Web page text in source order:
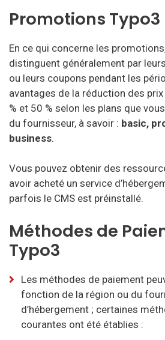
Promotions Typo3
En ce qui concerne les
distinguent généralement par
ou leurs coupons pendant les
avantages de la réduction des
% et 50 % selon les plans que
du fournisseur, à savoir : basic,
business.
Vous pouvez obtenir des
avoir acheté un service
parfois le CMS est préinstallé.
Méthodes de
Typo3
Les méthodes de paiement
fonction de la région ou du
d’hébergement ; certaines
courantes ont été établies :